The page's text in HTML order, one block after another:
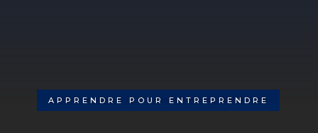
APPRENDRE POUR ENTREPRENDRE